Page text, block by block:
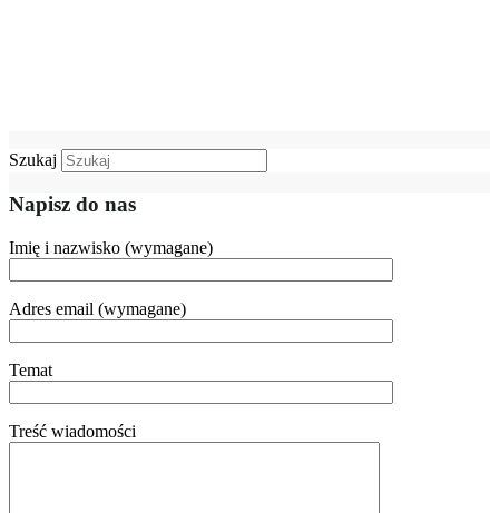
Szukaj
Napisz do nas
Imię i nazwisko (wymagane)
Adres email (wymagane)
Temat
Treść wiadomości